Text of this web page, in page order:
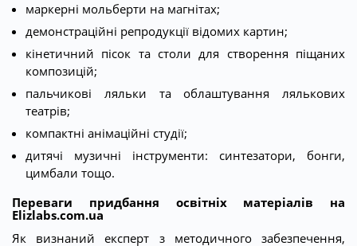
маркерні мольберти на магнітах;
демонстраційні репродукції відомих картин;
кінетичний пісок та столи для створення піщаних
композицій;
пальчикові ляльки та облаштування лялькових
театрів;
компактні анімаційні студії;
дитячі музичні інструменти: синтезатори, бонги,
цимбали тощо.
Переваги придбання освітніх матеріалів на
Elizlabs.com.ua
Як визнаний експерт з методичного забезпечення,